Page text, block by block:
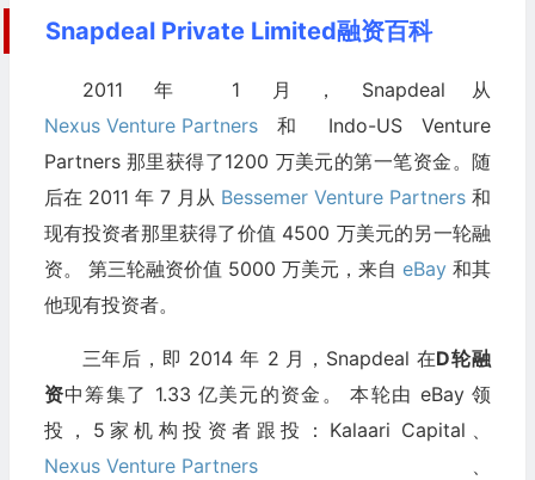
Snapdeal Private Limited融资百科
2011 年 1 月，Snapdeal从
Nexus Venture Partners和 Indo-US Venture
Partners 那里获得了1200 万美元的第一笔资金。随
后在 2011 年 7 月从 Bessemer Venture Partners和
现有投资者那里获得了价值 4500 万美元的另一轮融
资。 第三轮融资价值 5000 万美元，来自 eBay和其
他现有投资者。
三年后，即 2014 年 2 月，Snapdeal 在D轮融
资中筹集了 1.33 亿美元的资金。 本轮由 eBay 领
投，5家机构投资者跟投：Kalaari Capital、
Nexus Venture Partners、